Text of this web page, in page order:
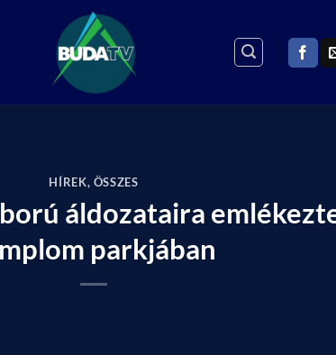
HÍREK, ÖSSZES
áldozataira
parkjában